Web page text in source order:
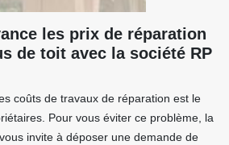
les prix de réparation
de toit avec la société RP
coûts de travaux de réparation est le
Pour vous éviter ce problème, la
invite à déposer une demande de